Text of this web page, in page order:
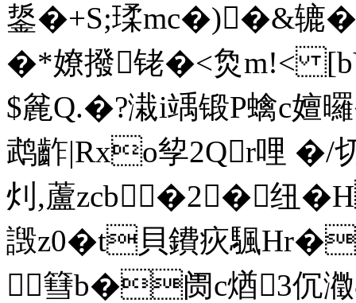
鋬�+S;瑈mc�)�&辘
�*嫽撥铑�<烉m!<
$麄Q.�?溨i竬锻P蠄c嬗
鹉齚|Rxo孧2Qr哩 �/
灲,蘆zcb�2 �纽
譭z0�t貝鐨疢颿Hr�
篲b�阓c煪3伔